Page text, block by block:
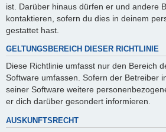
ist. Darüber hinaus dürfen er und andere
kontaktieren, sofern du dies in deinem
gestattet hast.
GELTUNGSBEREICH DIESER RICHTLINIE
Diese Richtlinie umfasst nur den Bereich
Software umfassen. Sofern der Betreiber
seiner Software weitere
er dich darüber gesondert informieren.
AUSKUNFTSRECHT